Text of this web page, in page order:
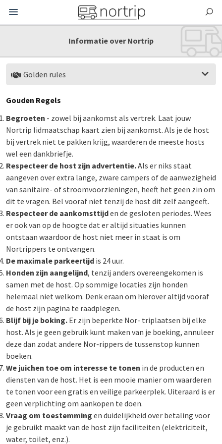
Informatie over Nortrip
Golden rules
Gouden Regels
Begroeten - zowel bij aankomst als vertrek. Laat jouw
Nortrip lidmaatschap kaart zien bij aankomst. Als je de host
bij vertrek niet te pakken krijg, waarderen de meeste hosts
wel een dankbriefje.
Respecteer de host zijn advertentie.Als er niks staat
aangeven over extra lange, zware campers of de aanwezigheid
van sanitaire- of stroomvoorzieningen, heeft het geen zin om
dit te vragen. Bel vooraf niet tenzij de host dit zelf aangeeft.
Respecteer de aankomsttijden de gesloten periodes. Wees
er ook van op de hoogte dat er altijd situaties kunnen
ontstaan waardoor de host niet meer in staat is om
Nortrippers te ontvangen.
De maximale parkeertijd is 24 uur.
Honden zijn aangelijnd, tenzij anders overeengekomen is
samen met de host. Op sommige locaties zijn honden
helemaal niet welkom. Denk eraan om hierover altijd vooraf
de host zijn pagina te raadplegen.
Blijf bij je boking. Er zijn beperkte Nor- triplaatsen bij elke
host. Als je geen gebruik kunt maken van je boeking, annuleer
deze dan zodat andere Nor-rippers de tussenstop kunnen
boeken.
We juichen toe om interesse te tonen in de producten en
diensten van de host. Het is een mooie manier om waarderen
te tonen voor een gratis en veilige parkeerplek. Uiteraard is er
geen verplichting om aankopen te doen.
Vraag om toestemming en duidelijkheid over betaling voor
je gebruikt maakt van de host zijn faciliteiten (elektriciteit,
water, toilet, enz.).